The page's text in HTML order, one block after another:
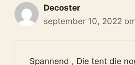
Decoster
september 10, 2022
Spannend , Die tent die